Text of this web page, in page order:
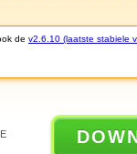
de v2.6.10 (laatste stabiele